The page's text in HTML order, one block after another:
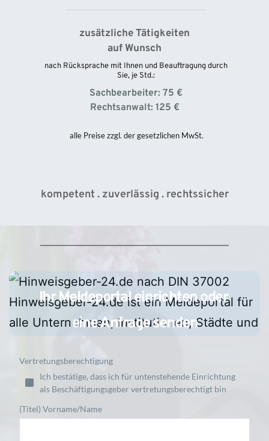
zusätzliche Tätigkeiten
auf Wunsch
Sie, je Std.:
Sachbearbeiter: 75 €
Rechtsanwalt: 125 €
alle Preise zzgl. der gesetzlichen MwSt.
kompetent . zuverlässig . rechtssicher
Ihr Meldeportal einrichten oder
eine Anfrage senden
Vertretungsberechtigung
Ich bestätige, dass ich für untenstehende Einrichtung
als Beschäftigungsgeber vertretungsberechtigt bin
(Titel) Vorname/Name